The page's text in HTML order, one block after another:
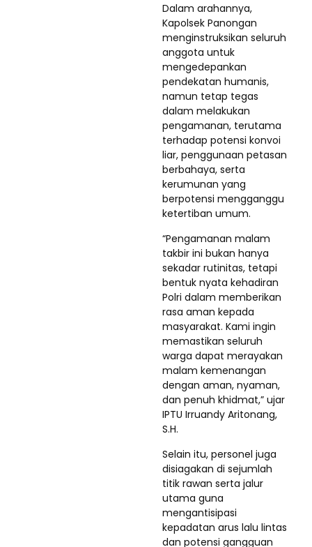
Dalam arahannya,
Kapolsek Panongan
menginstruksikan seluruh
anggota untuk
mengedepankan
pendekatan humanis,
namun tetap tegas
dalam melakukan
pengamanan, terutama
terhadap potensi konvoi
liar, penggunaan petasan
berbahaya, serta
kerumunan yang
berpotensi mengganggu
ketertiban umum.
“Pengamanan malam
takbir ini bukan hanya
sekadar rutinitas, tetapi
bentuk nyata kehadiran
Polri dalam memberikan
rasa aman kepada
masyarakat. Kami ingin
memastikan seluruh
warga dapat merayakan
malam kemenangan
dengan aman, nyaman,
dan penuh khidmat,” ujar
IPTU Irruandy Aritonang,
S.H.
Selain itu, personel juga
disiagakan di sejumlah
titik rawan serta jalur
utama guna
mengantisipasi
kepadatan arus lalu lintas
dan potensi gangguan